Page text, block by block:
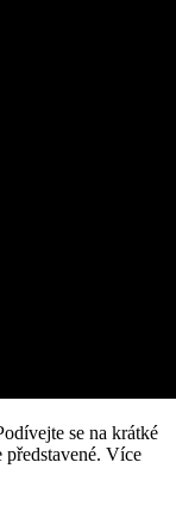
se na krátké
představené. Více